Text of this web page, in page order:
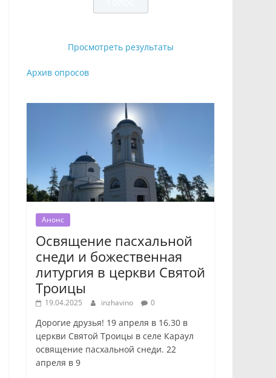
Просмотреть результаты
Архив опросов
Анонс
Освящение пасхальной
снеди и божественная
литургия в церкви Святой
Троицы
19.04.2025 inzhavino 0
Дорогие друзья! 19 апреля в 16.30 в
церкви Святой Троицы в селе Караул
освящение пасхальной снеди. 22
апреля в 9